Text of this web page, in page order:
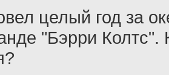
целый год за
"Бэрри Колтс".